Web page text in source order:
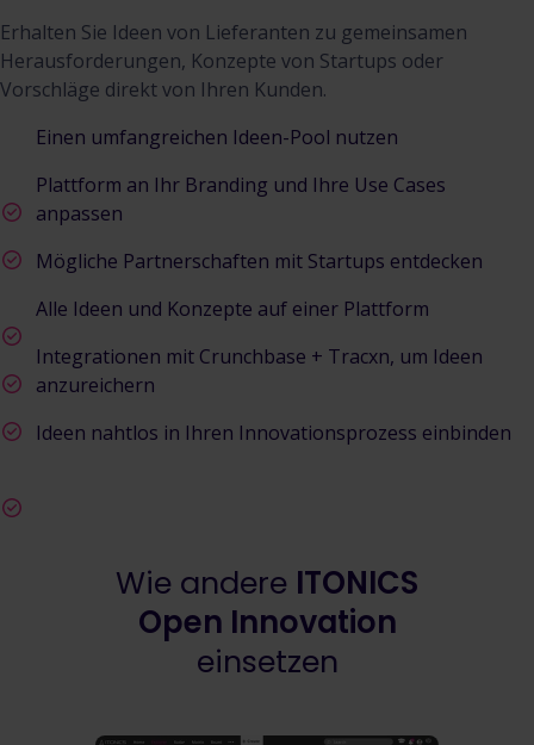
Erhalten Sie Ideen von Lieferanten zu gemeinsamen
Herausforderungen, Konzepte von Startups oder
Vorschläge direkt von Ihren Kunden.
Einen umfangreichen Ideen-Pool nutzen
Plattform an Ihr Branding und Ihre Use Cases
anpassen
Mögliche Partnerschaften mit Startups entdecken
Alle Ideen und Konzepte auf einer Plattform
Integrationen mit Crunchbase + Tracxn, um Ideen
anzureichern
Ideen nahtlos in Ihren Innovationsprozess einbinden
Wie andere ITONICS
Open Innovation
einsetzen